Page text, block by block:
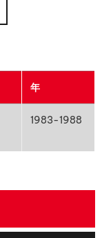
年
1983-1988